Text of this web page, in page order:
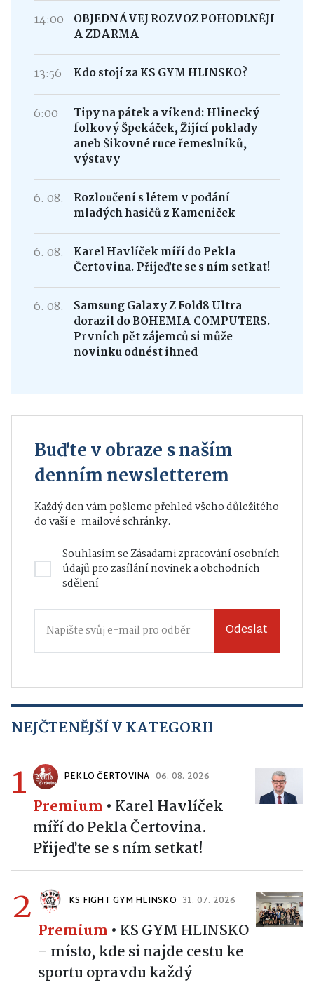
14:00
OBJEDNÁVEJ ROZVOZ POHODLNĚJI
A ZDARMA
13:56 Kdo stojí za KS GYM HLINSKO?
6:00
Tipy na pátek a víkend: Hlinecký
folkový Špekáček, Žijící poklady
aneb Šikovné ruce řemeslníků,
výstavy
6. 08.
Rozloučení s létem v podání
mladých hasičů z Kameniček
6. 08.
Karel Havlíček míří do Pekla
Čertovina. Přijeďte se s ním setkat!
6. 08.
Samsung Galaxy Z Fold8 Ultra
dorazil do BOHEMIA COMPUTERS.
Prvních pět zájemců si může
novinku odnést ihned
Buďte v obraze s naším
denním newsletterem
Každý den vám pošleme přehled všeho důležitého
do vaší e-mailové schránky.
Souhlasím seZásadami zpracování osobních
údajůpro zasílání novinek a obchodních
sdělení
Odeslat
NEJČTENĚJŠÍ V KATEGORII
1 PEKLO ČERTOVINA 06. 08. 2026
Premium • Karel Havlíček
míří do Pekla Čertovina.
Přijeďte se s ním setkat!
2 KS FIGHT GYM HLINSKO 31. 07. 2026
Premium • KS GYM HLINSKO
– místo, kde si najde cestu ke
sportu opravdu každý